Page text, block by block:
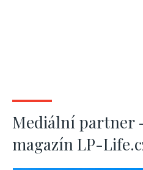
Mediální partner
magazín LP-